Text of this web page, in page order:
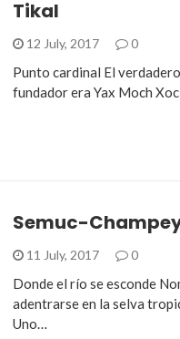
Tikal
12 July, 2017 0
Punto cardinal El
fundador era Yax Moch
Semuc-
11 July, 2017 0
Donde el río se esconde
adentrarse en la selva
Uno…